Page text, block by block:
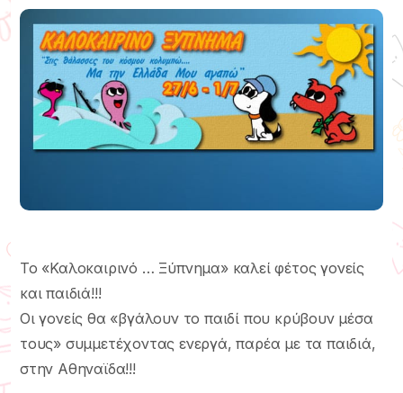
To «Καλοκαιρινό … Ξύπνημα» καλεί φέτος γονείς
και παιδιά!!!
Οι γονείς θα «βγάλουν το παιδί που κρύβουν μέσα
τους» συμμετέχοντας ενεργά, παρέα με τα παιδιά,
στην Αθηναϊδα!!!